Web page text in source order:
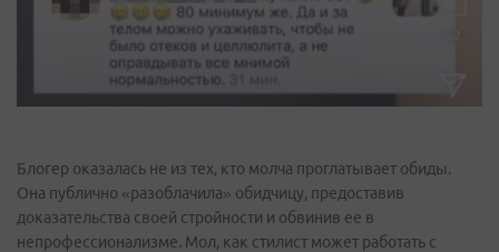
Блогер оказалась не из тех, кто молча проглатывает обиды.
Она публично «разоблачила» обидчицу, предоставив
доказательства своей стройности и обвинив ее в
непрофессионализме. Мол, как стилист может работать с